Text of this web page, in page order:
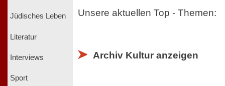
Jüdisches Leben
Literatur
Interviews
Sport
Unsere aktuellen Top - Themen:
Archiv Kultur anzeigen